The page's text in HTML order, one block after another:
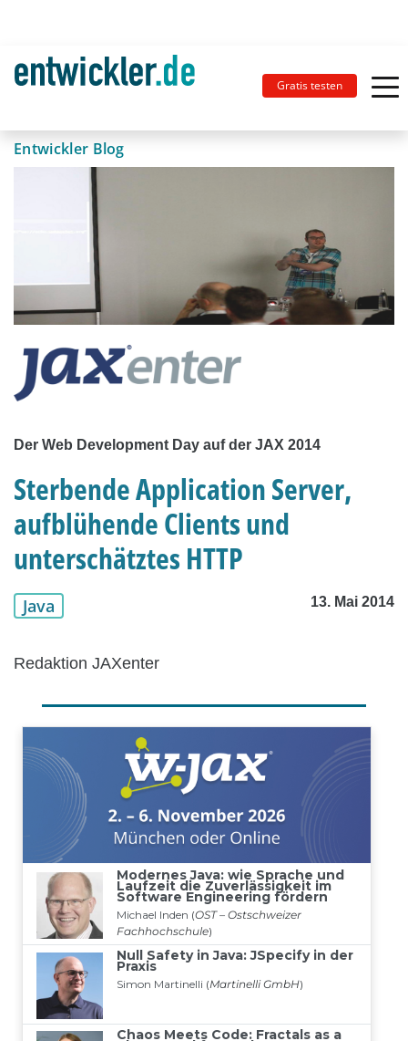
Gratis testen
Entwickler Blog
Der Web Development Day auf der JAX 2014
Sterbende Application Server,
aufblühende Clients und
unterschätztes HTTP
Java 13. Mai 2014
Redaktion JAXenter